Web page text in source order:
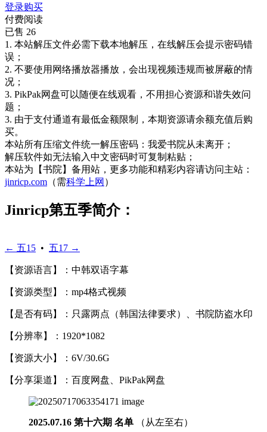
登录购买
付费阅读
已售 26
1. 本站解压文件必需下载本地解压，在线解压会提示密码错
误；
2. 不要使用网络播放器播放，会出现视频违规而被屏蔽的情
况；
3. PikPak网盘可以随便在线观看，不用担心资源和谐失效问
题；
3. 由于支付通道有最低金额限制，本期资源请余额充值后购
买。
本站所有压缩文件统一解压密码：我爱书院从未离开；
解压软件如无法输入中文密码时可复制粘贴；
本站为【书院】备用站，更多功能和精彩内容请访问主站：
jinricp.com （需科学上网 ）
Jinricp第五季简介：
← 五15 • 五17 →
【资源语言】：中韩双语字幕
【资源类型】：mp4格式视频
【是否有码】：只露两点（韩国法律要求）、书院防盗水印
【分辨率】：1920*1082
【资源大小】：6V/30.6G
【分享渠道】：百度网盘、PikPak网盘
2025.07.16 第十六期 名单 （从左至右）